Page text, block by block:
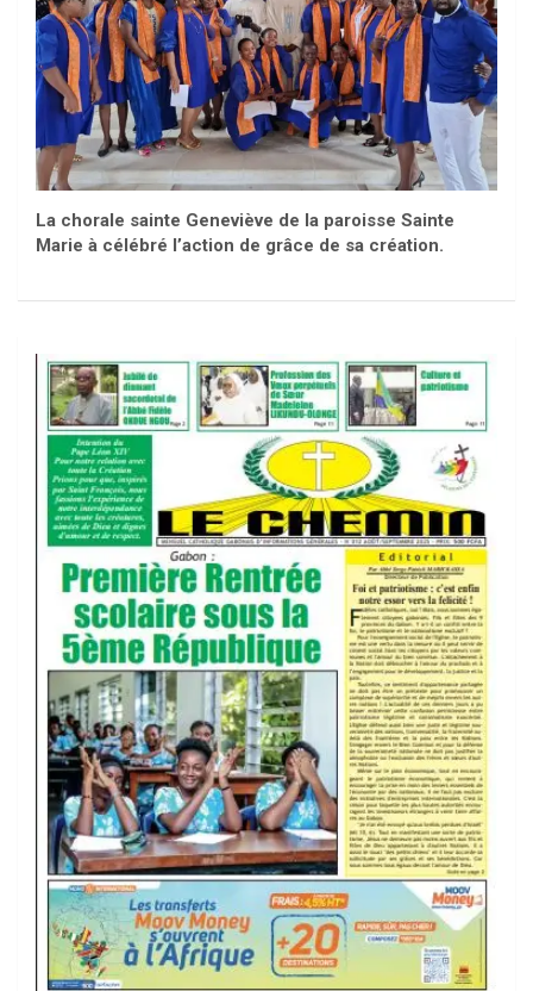
La chorale sainte Geneviève de la paroisse Sainte
Marie à célébré l’action de grâce de sa création.